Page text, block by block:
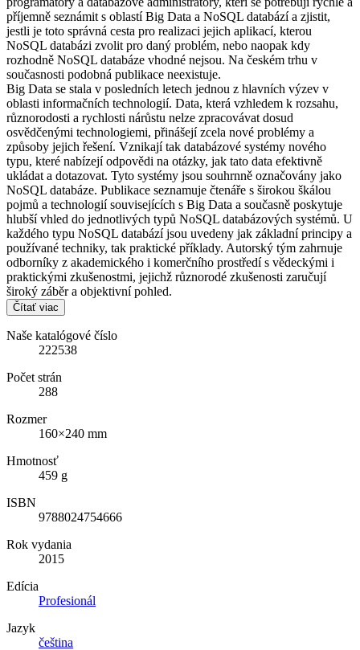
příjemně seznámit s oblastí Big Data a NoSQL databází a zjistit,
jestli je toto správná cesta pro realizaci jejich aplikací, kterou
NoSQL databázi zvolit pro daný problém, nebo naopak kdy
rozhodně NoSQL databáze vhodné nejsou. Na českém trhu v
současnosti podobná publikace neexistuje.
Big Data se stala v posledních letech jednou z hlavních výzev v
oblasti informačních technologií. Data, která vzhledem k rozsahu,
různorodosti a rychlosti nárůstu nelze zpracovávat dosud
osvědčenými technologiemi, přinášejí zcela nové problémy a
způsoby jejich řešení. Vznikají tak databázové systémy nového
typu, které nabízejí odpovědi na otázky, jak tato data efektivně
ukládat a dotazovat. Tyto systémy jsou souhrnně označovány jako
NoSQL databáze. Publikace seznamuje čtenáře s širokou škálou
pojmů a technologií souvisejících s Big Data a současně poskytuje
hlubší vhled do jednotlivých typů NoSQL databázových systémů. U
každého typu NoSQL databází jsou uvedeny jak základní principy a
používané techniky, tak praktické příklady. Autorský tým zahrnuje
odborníky z akademického i komerčního prostředí s vědeckými i
praktickými zkušenostmi, jejichž různorodé zkušenosti zaručují
široký záběr a objektivní pohled.
Čítať viac
Naše katalógové číslo
222538
Počet strán
288
Rozmer
160×240 mm
Hmotnosť
459 g
ISBN
9788024754666
Rok vydania
2015
Edícia
Profesionál
Jazyk
čeština